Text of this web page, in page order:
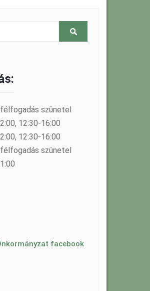
szünetel
12:30-16:00
12:30-16:00
szünetel
facebook